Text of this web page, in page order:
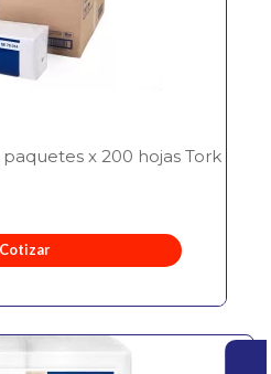
x 200 hojas Tork
Cotizar